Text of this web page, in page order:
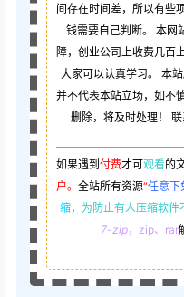
间存在时间差，所以有些
钱需要自己判断。 本网
障，创业公司上收费几百
大家可以认真学习。 本
并不代表本站立场，如不
删除，将及时处理！
如果遇到 付费才可观看的
户。 全站所有资源“任意下
缩， 为防止有人压缩软
7-zip，zip、rar